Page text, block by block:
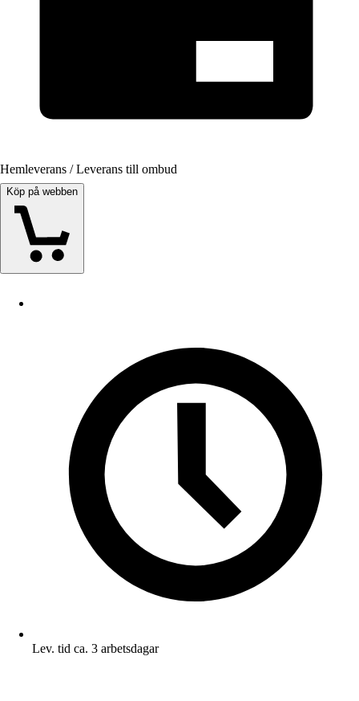
Hemleverans / Leverans till ombud
Köp på webben
Lev. tid ca. 3 arbetsdagar